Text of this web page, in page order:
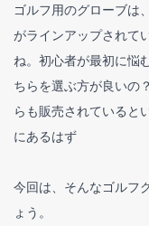
ゴルフ用のグローブは
がラインアップされて
ね。初心者が最初に悩
ちらを選ぶ方が良いの
らも販売されていると
にあるはず
今回は、そんなゴルフ
ょう。